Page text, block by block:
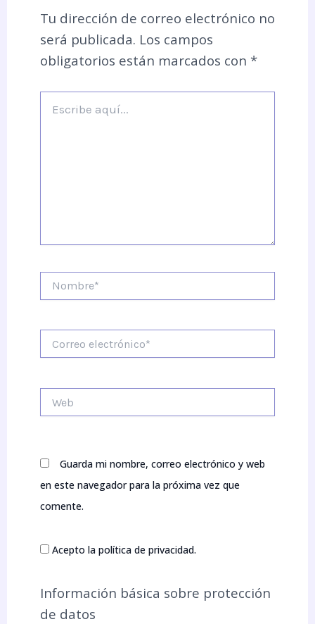
Tu dirección de correo electrónico no
será publicada. Los campos
obligatorios están marcados con *
aquí...
electrónico*
Guarda mi nombre, correo electrónico y web
en este navegador para la próxima vez que
comente.
Acepto la política de privacidad.
Información básica sobre protección
de datos